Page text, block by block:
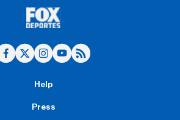
Help
Press